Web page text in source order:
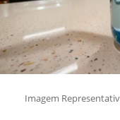
Imagem